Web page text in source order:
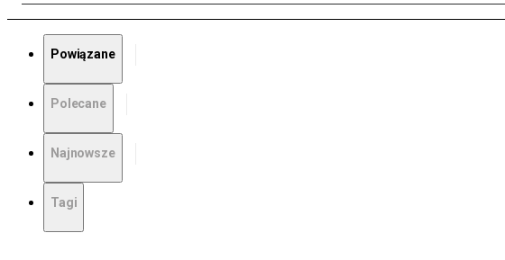
Powiązane
Polecane
Najnowsze
Tagi